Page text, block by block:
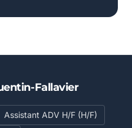
Fallavier
Assistant ADV H/F (H/F)